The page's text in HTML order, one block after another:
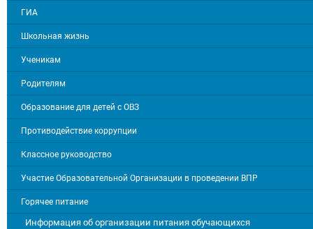
ГИА
Школьная жизнь
Ученикам
Родителям
Образование для детей с ОВЗ
Противодействие коррупции
Классное руководство
Участие Образовательной Организации в проведении ВПР
Горячее питание
Информация об организации питания обучающихся